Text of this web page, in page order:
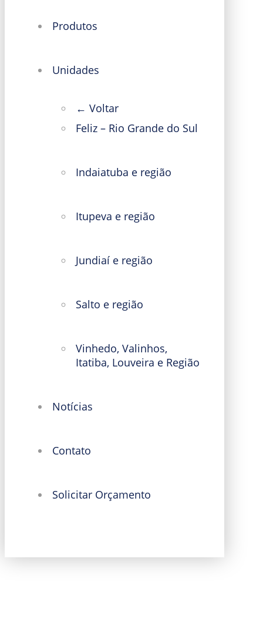
Produtos
Unidades
← Voltar
Feliz – Rio Grande do Sul
Indaiatuba e região
Itupeva e região
Jundiaí e região
Salto e região
Vinhedo, Valinhos,
Itatiba, Louveira e Região
Notícias
Contato
Solicitar Orçamento